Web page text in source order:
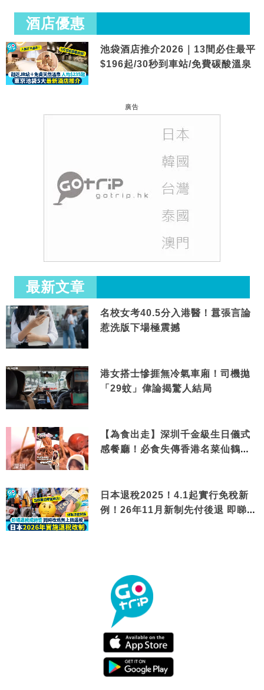
酒店優惠
池袋酒店推介2026｜13間必住最平
$196起/30秒到車站/免費碳酸溫泉
廣告
最新文章
名校女考40.5分入港醫！囂張言論
惹洗版下場極震撼
港女搭士慘捱無冷氣車廂！司機拋
「29蚊」偉論揭驚人結局
【為食出走】深圳千金級生日儀式
感餐廳！必食失傳香港名菜仙鶴神
日本退稅2025！4.1起實行免稅新
例！26年11月新制先付後退 即睇步